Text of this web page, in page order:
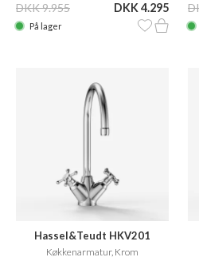
DKK 9.955 DKK 4.295
På lager
Hassel&Teudt HKV201
Køkkenarmatur, Krom